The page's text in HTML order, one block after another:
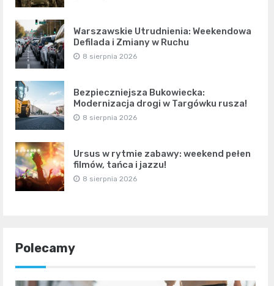
Warszawskie Utrudnienia: Weekendowa
Defilada i Zmiany w Ruchu
8 sierpnia 2026
Bezpieczniejsza Bukowiecka:
Modernizacja drogi w Targówku rusza!
8 sierpnia 2026
Ursus w rytmie zabawy: weekend pełen
filmów, tańca i jazzu!
8 sierpnia 2026
Polecamy